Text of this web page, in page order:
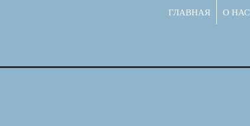
ГЛАВНАЯ О НАС